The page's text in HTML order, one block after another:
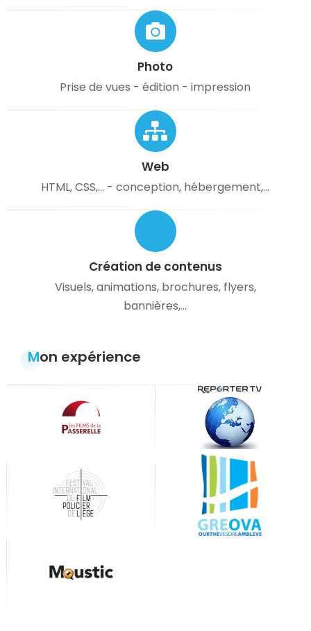
Photo
Prise de vues - édition - impression
Web
HTML, CSS,... - conception, hébergement,...
Création de contenus
Visuels, animations, brochures, flyers,
bannières,…
Mon expérience